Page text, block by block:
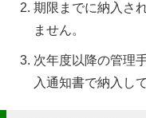
期限までに納入さ
ません。
次年度以降の管理
入通知書で納入し